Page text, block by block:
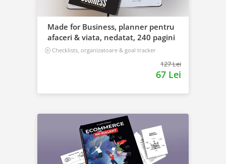
Made for Business, planner pentru
afaceri & viata, nedatat, 240 pagini
Checklists, organizatoare & goal tracker
127 Lei
67 Lei